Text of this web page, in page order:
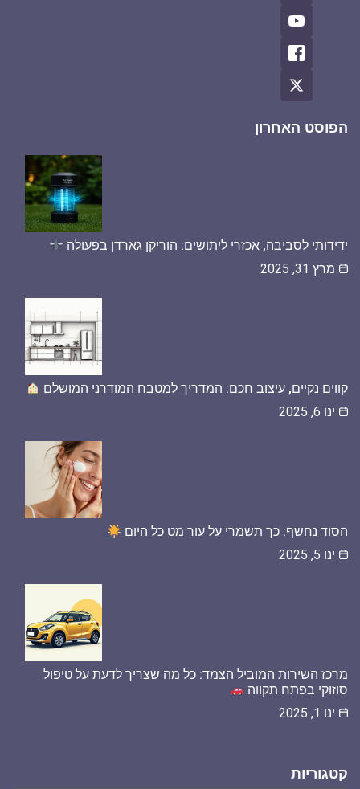
הפוסט האחרון
ידידותי לסביבה, אכזרי ליתושים: הוריקן גארדן בפעולה
מרץ 31, 2025
קווים נקיים, עיצוב חכם: המדריך למטבח המודרני המושלם
ינו 6, 2025
הסוד נחשף: כך תשמרי על עור מט כל היום
ינו 5, 2025
מרכז השירות המוביל הצמד: כל מה שצריך לדעת על טיפול
סוזוקי בפתח תקווה
ינו 1, 2025
קטגוריות